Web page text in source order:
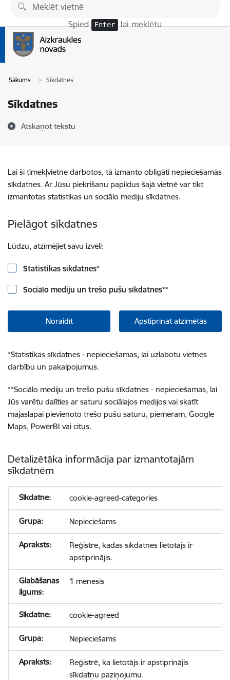
Pāriet uz lapas saturu
Spied Enter lai meklētu
Sākums Sīkdatnes
Sīkdatnes
Atskaņot tekstu
Lai šī tīmekļvietne darbotos, tā izmanto obligāti nepieciešamās
sīkdatnes. Ar Jūsu piekrišanu papildus šajā vietnē var tikt
izmantotas statistikas un sociālo mediju sīkdatnes.
Pielāgot sīkdatnes
Lūdzu, atzīmējiet savu izvēli:
Statistikas sīkdatnes*
Sociālo mediju un trešo pušu sīkdatnes**
Noraidīt Apstiprināt atzīmētās
*Statistikas sīkdatnes - nepieciešamas, lai uzlabotu vietnes
darbību un pakalpojumus.
**Sociālo mediju un trešo pušu sīkdatnes - nepieciešamas, lai
Jūs varētu dalīties ar saturu sociālajos medijos vai skatīt
mājaslapai pievienoto trešo pušu saturu, piemēram, Google
Maps, PowerBI vai citus.
Detalizētāka informācija par izmantotajām
sīkdatnēm
cookie-agreed-categories
Nepieciešams
Reģistrē, kādas sīkdatnes lietotājs ir
apstiprinājis.
1 mēnesis
cookie-agreed
Nepieciešams
Reģistrē, ka lietotājs ir apstiprinājis
sīkdatņu paziņojumu.